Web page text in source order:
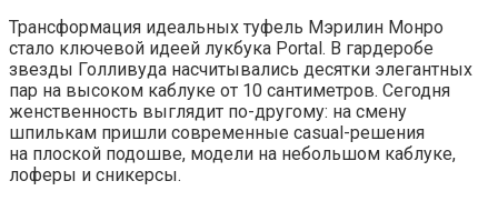
Трансформация идеальных туфель Мэрилин Монро
стало ключевой идеей лукбука Portal. В гардеробе
звезды Голливуда насчитывались десятки элегантных
пар на высоком каблуке от 10 сантиметров. Сегодня
женственность выглядит по-другому: на смену
шпилькам пришли современные casual-решения
на плоской подошве, модели на небольшом каблуке,
лоферы и сникерсы.